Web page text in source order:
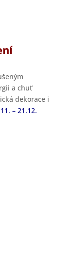
a chuť
dekorace i
– 21.12.